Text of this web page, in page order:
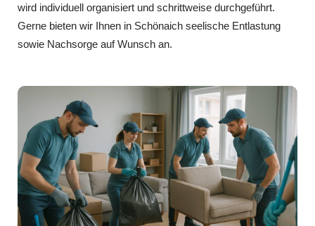
wird individuell organisiert und schrittweise durchgeführt.
Gerne bieten wir Ihnen in Schönaich seelische Entlastung
sowie Nachsorge auf Wunsch an.